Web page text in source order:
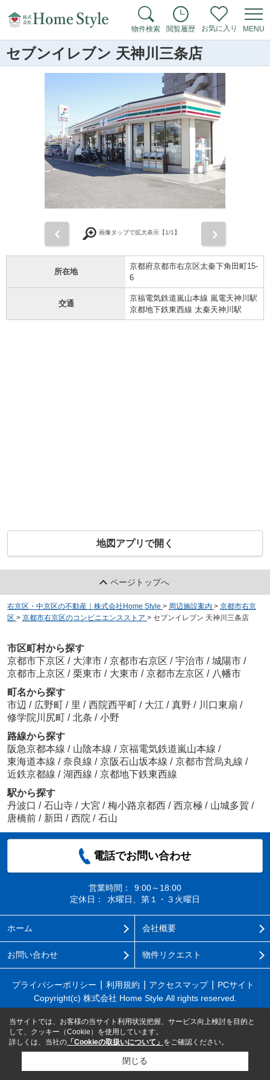
物件検索 閲覧履歴 お気に入り MENU
セブンイレブン 天神川三条店
画像タップで拡大表示【1/1】
所在地
京都府京都市右京区太秦下角田町15-
6
交通
京福電気鉄道嵐山本線 嵐電天神川駅
京都地下鉄東西線 太秦天神川駅
地図アプリで開く
ページトップへ
右京区・中京区の不動産｜株式会社Home Style > 周辺施設案内 > 京都市右京
区 > 京都市右京区のコンビニエンスストア > セブンイレブン 天神川三条店
市区町村から探す
京都市下京区 / 大津市 / 京都市右京区 / 宇治市 / 城陽市 /
京都市上京区 / 栗東市 / 大東市 / 京都市左京区 / 八幡市
町名から探す
市辺 / 広野町 / 里 / 西院西平町 / 大江 / 真野 / 川口東扇 /
修学院川尻町 / 北条 / 小野
路線から探す
阪急京都本線 / 山陰本線 / 京福電気鉄道嵐山本線 /
東海道本線 / 奈良線 / 京阪石山坂本線 / 京都市営烏丸線 /
近鉄京都線 / 湖西線 / 京都地下鉄東西線
駅から探す
丹波口 / 石山寺 / 大宮 / 梅小路京都西 / 西京極 / 山城多賀 /
唐橋前 / 新田 / 西院 / 石山
電話でお問い合わせ
営業時間：
9:00～18:00
定休日：
水曜日、第１・３火曜日
ホーム 会社概要
お問い合わせ 物件リクエスト
プライバシーポリシー 利用規約 アクセスマップ
PCサイト
Copyright(c) 株式会社 Home Style All rights reserved.
当サイトでは、お客様の当サイト利用状況把握、サービス向上検討を目的と
して、クッキー（Cookie）を使用しています。
詳しくは、当社の 「Cookieの取扱いについて」 をご確認ください。
閉じる